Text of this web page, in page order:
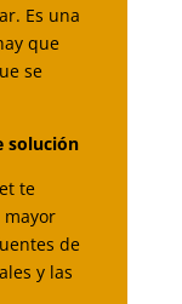
Es una
que
se
solución
te
de
y las